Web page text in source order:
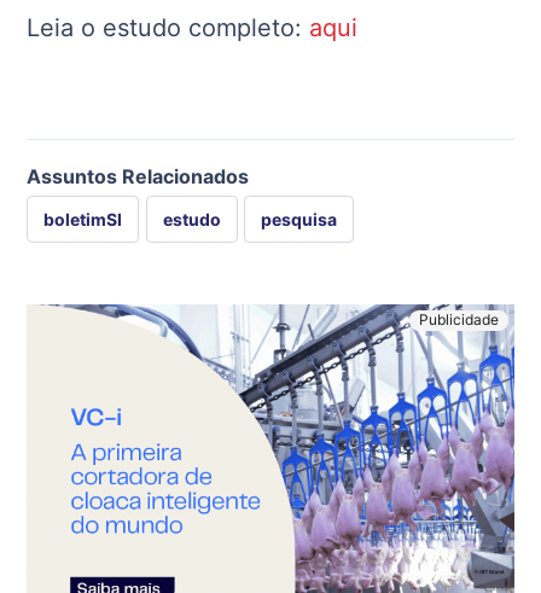
Leia o estudo completo: aqui
Assuntos Relacionados
boletimSI estudo pesquisa